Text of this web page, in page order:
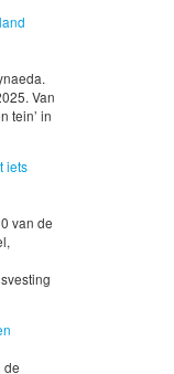
Van
tein’ in
iets
van de
de